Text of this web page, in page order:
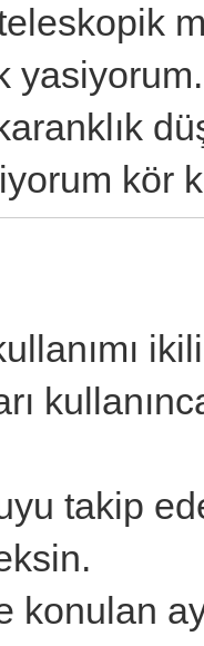
kör
takip
konulan